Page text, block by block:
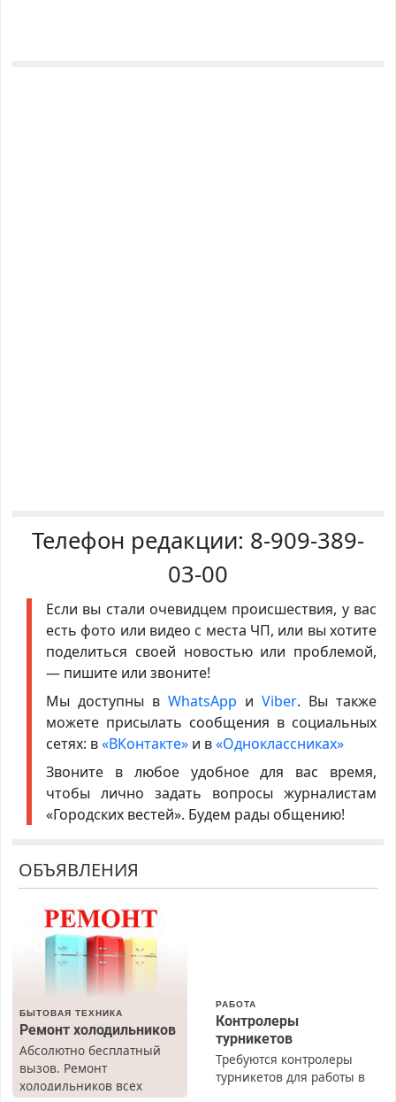
Телефон редакции: 8-909-389-
03-00
Если вы стали очевидцем происшествия, у вас
есть фото или видео с места ЧП, или вы хотите
поделиться своей новостью или проблемой,
— пишите или звоните!
Мы доступны в WhatsApp иViber. Вы также
можете присылать сообщения в социальных
сетях: в«ВКонтакте»и в«Одноклассниках»
Звоните в любое удобное для вас время,
чтобы лично задать вопросы журналистам
«Городских вестей». Будем рады общению!
ОБЪЯВЛЕНИЯ
БЫТОВАЯ ТЕХНИКА
Ремонт холодильников
Абсолютно бесплатный
вызов. Ремонт
холодильников всех
РАБОТА
Контролеры
турникетов
Требуются контролеры
турникетов для работы в